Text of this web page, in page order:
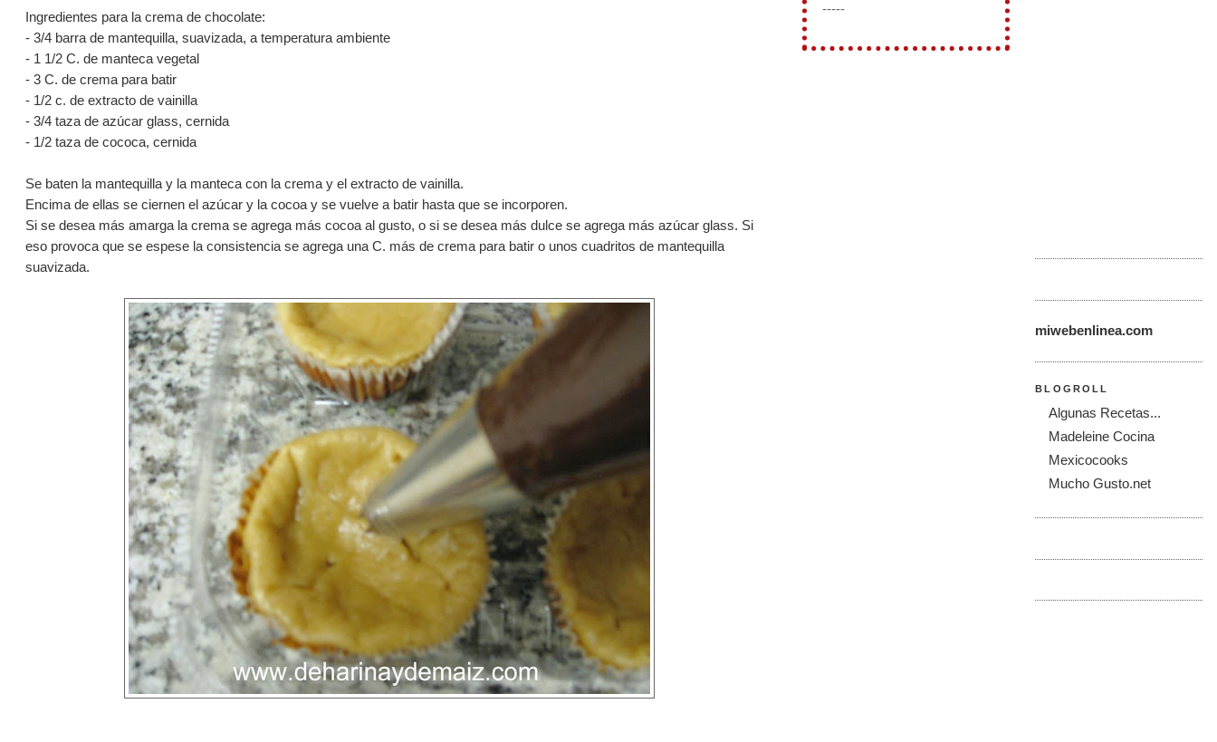
miwebenlinea.com
BLOGROLL
Algunas Recetas...
Madeleine Cocina
Mexicocooks
Mucho Gusto.net
Ingredientes para la crema de chocolate:
- 3/4 barra de mantequilla, suavizada, a temperatura ambiente
- 1 1/2 C. de manteca vegetal
- 3 C. de crema para batir
- 1/2 c. de extracto de vainilla
- 3/4 taza de azúcar glass, cernida
- 1/2 taza de cococa, cernida
Se baten la mantequilla y la manteca con la crema y el extracto de vainilla.
Encima de ellas se ciernen el azúcar y la cocoa y se vuelve a batir hasta que se incorporen.
Si se desea más amarga la crema se agrega más cocoa al gusto, o si se desea más dulce se agrega más azúcar glass. Si
eso provoca que se espese la consistencia se agrega una C. más de crema para batir o unos cuadritos de mantequilla
suavizada.
-----